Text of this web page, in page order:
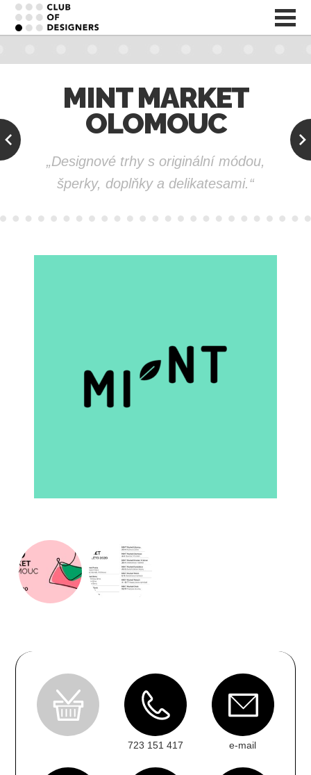
MINT MARKET
OLOMOUC
„Designové trhy s originální módou,
šperky, doplňky a delikatesami.“
723 151 417 e-mail